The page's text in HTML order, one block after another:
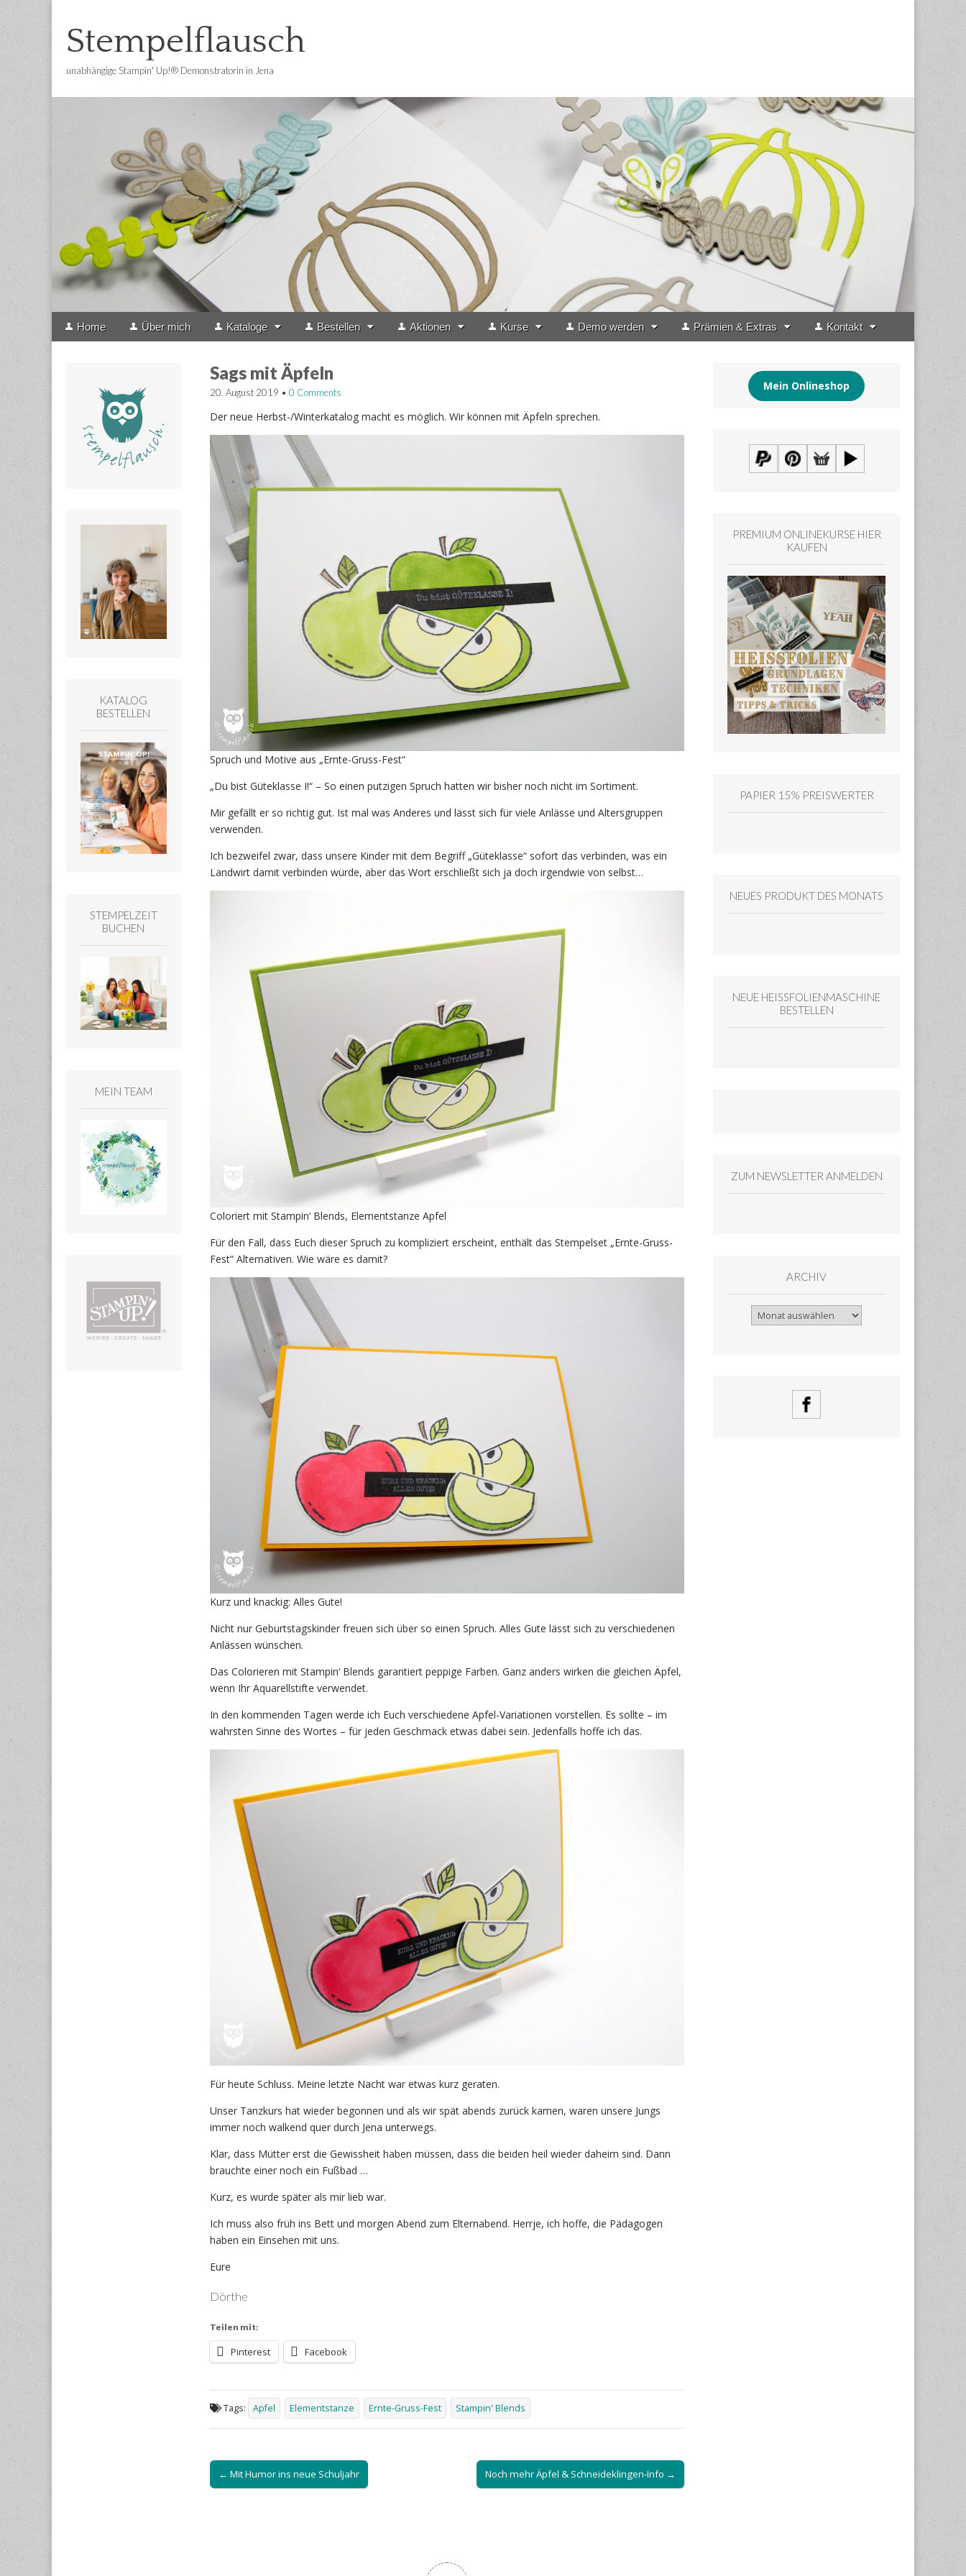
Stempelflausch
unabhängige Stampin' Up!® Demonstratorin in Jena
Main
Skip
Home Über mich Kataloge Bestellen Aktionen Kurse Demo werden Prämien & Extras Kontakt
Sags mit Äpfeln
20. August 2019 • 0 Comments
Der neue Herbst-/Winterkatalog macht es möglich. Wir können mit Äpfeln sprechen.
Spruch und Motive aus „Ernte-Gruss-Fest“
„Du bist Güteklasse I!“ – So einen putzigen Spruch hatten wir bisher noch nicht im Sortiment.
Mir gefällt er so richtig gut. Ist mal was Anderes und lässt sich für viele Anlässe und Altersgruppen
verwenden.
Ich bezweifel zwar, dass unsere Kinder mit dem Begriff „Güteklasse“ sofort das verbinden, was ein
Landwirt damit verbinden würde, aber das Wort erschließt sich ja doch irgendwie von selbst…
Coloriert mit Stampin‘ Blends, Elementstanze Apfel
Für den Fall, dass Euch dieser Spruch zu kompliziert erscheint, enthält das Stempelset „Ernte-Gruss-
Fest“ Alternativen. Wie wäre es damit?
Kurz und knackig: Alles Gute!
Nicht nur Geburtstagskinder freuen sich über so einen Spruch. Alles Gute lässt sich zu verschiedenen
Anlässen wünschen.
Das Colorieren mit Stampin‘ Blends garantiert peppige Farben. Ganz anders wirken die gleichen Äpfel,
wenn Ihr Aquarellstifte verwendet.
In den kommenden Tagen werde ich Euch verschiedene Apfel-Variationen vorstellen. Es sollte – im
wahrsten Sinne des Wortes – für jeden Geschmack etwas dabei sein. Jedenfalls hoffe ich das.
Für heute Schluss. Meine letzte Nacht war etwas kurz geraten.
Unser Tanzkurs hat wieder begonnen und als wir spät abends zurück kamen, waren unsere Jungs
immer noch walkend quer durch Jena unterwegs.
Klar, dass Mütter erst die Gewissheit haben müssen, dass die beiden heil wieder daheim sind. Dann
brauchte einer noch ein Fußbad …
Kurz, es wurde später als mir lieb war.
Ich muss also früh ins Bett und morgen Abend zum Elternabend. Herrje, ich hoffe, die Pädagogen
haben ein Einsehen mit uns.
Eure
Dörthe
Teilen mit:
Pinterest Facebook
Tags: Apfel Elementstanze Ernte-Gruss-Fest Stampin' Blends
Post
navigation
← Mit Humor ins neue Schuljahr Noch mehr Äpfel & Schneideklingen-Info →
KATALOG
BESTELLEN
STEMPELZEIT
BUCHEN
MEIN TEAM
Mein Onlineshop
PREMIUM ONLINEKURSE HIER
KAUFEN
PAPIER 15% PREISWERTER
NEUES PRODUKT DES MONATS
NEUE HEISSFOLIENMASCHINE
BESTELLEN
ZUM NEWSLETTER ANMELDEN
ARCHIV
Archiv